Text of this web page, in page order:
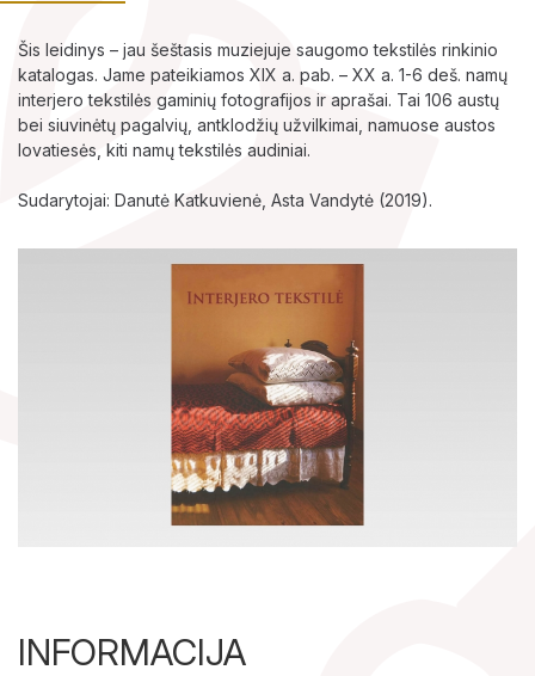
Lankytojams
Apie mus
Ekspozicijos
Edukaciniai užsiėmimai
Šis leidinys – jau šeštasis muziejuje saugomo tekstilės rinkinio
katalogas. Jame pateikiamos XIX a. pab. – XX a. 1-6 deš. namų
interjero tekstilės gaminių fotografijos ir aprašai. Tai 106 austų
bei siuvinėtų pagalvių, antklodžių užvilkimai, namuose austos
lovatiesės, kiti namų tekstilės audiniai.
Sudarytojai: Danutė Katkuvienė, Asta Vandytė (2019).
INFORMACIJA